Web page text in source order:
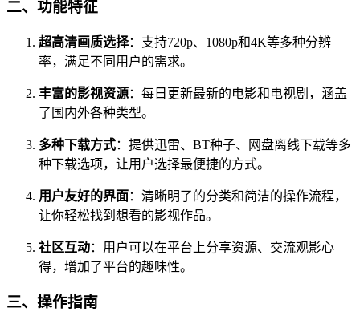
二、功能特征
超高清画质选择：支持720p、1080p和4K等多种分辨
率，满足不同用户的需求。
丰富的影视资源：每日更新最新的电影和电视剧，涵盖
了国内外各种类型。
多种下载方式：提供迅雷、BT种子、网盘离线下载等多
种下载选项，让用户选择最便捷的方式。
用户友好的界面：清晰明了的分类和简洁的操作流程，
让你轻松找到想看的影视作品。
社区互动：用户可以在平台上分享资源、交流观影心
得，增加了平台的趣味性。
三、操作指南